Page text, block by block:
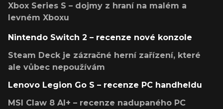
Xbox Series S – dojmy z hraní na malém a
levném Xboxu
Nintendo Switch 2 – recenze nové konzole
Steam Deck je zázračné herní zařízení, které
ale vůbec nepoužívám
Lenovo Legion Go S – recenze PC handheldu
MSI Claw 8 AI+ – recenze nadupaného PC